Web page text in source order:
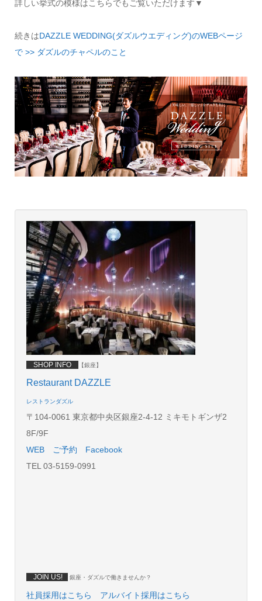
詳しい挙式の模様はこちらでもご覧いただけます▼
続きはDAZZLE WEDDING(ダズルウエディング)のWEBページ
で >> ダズルのチャペルのこと
SHOP INFO 【銀座】
Restaurant DAZZLE
レストランダズル
〒104-0061 東京都中央区銀座2-4-12 ミキモトギンザ2
8F/9F
WEB
ご予約
Facebook
TEL 03-5159-0991
JOIN US! 銀座・ダズルで働きませんか？
社員採用はこちら アルバイト採用はこちら